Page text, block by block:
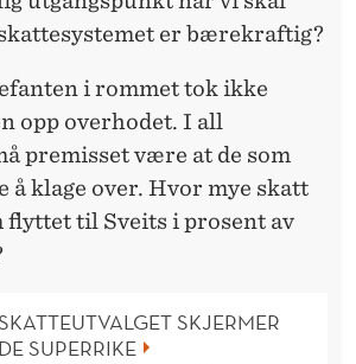
er bærekraftig?
i rommet tok ikke
opp overhodet. I all
premisset være at de som
å klage over. Hvor mye skatt
flyttet til Sveits i prosent av
SKJERMER
DE SUPERRIKE